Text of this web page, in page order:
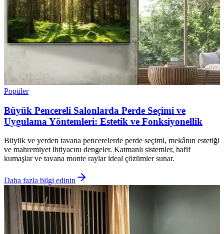
Popüler
Büyük Pencereli Salonlarda Perde Seçimi ve
Uygulama Yöntemleri: Estetik ve Fonksiyonellik
Büyük ve yerden tavana pencerelerde perde seçimi, mekânın estetiği
ve mahremiyet ihtiyacını dengeler. Katmanlı sistemler, hafif
kumaşlar ve tavana monte raylar ideal çözümler sunar.
Daha fazla bilgi edinin